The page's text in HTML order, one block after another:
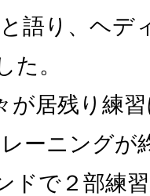
語り、ヘデ
た。
居残り練習
ーニングが
ドで２部練